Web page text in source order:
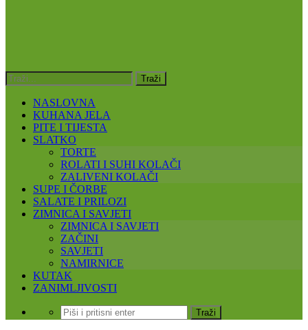
NASLOVNA
KUHANA JELA
PITE I TIJESTA
SLATKO
TORTE
ROLATI I SUHI KOLAČI
ZALIVENI KOLAČI
SUPE I ČORBE
SALATE I PRILOZI
ZIMNICA I SAVJETI
ZIMNICA I SAVJETI
ZAČINI
SAVJETI
NAMIRNICE
KUTAK
ZANIMLJIVOSTI